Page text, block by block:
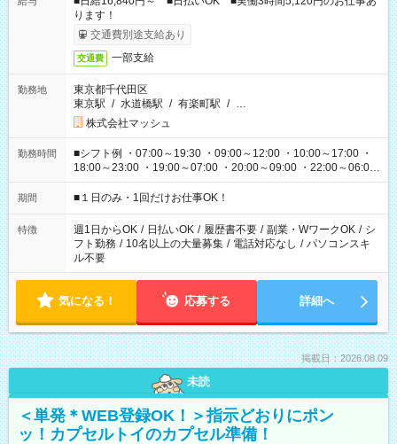
ります！
交通費別途支給あり
交通費 一部支給
勤務地
東京都千代田区
東京駅 / 水道橋駅 / 有楽町駅 / …
株式会社マッシュ
勤務時間
■シフト例 ・07:00～19:30 ・09:00～12:00 ・10:00～17:00 ・
18:00～23:00 ・19:00～07:00 ・20:00～09:00 ・22:00～06:00
etc ★最短で3時間で5,120円のお仕事から 15時間で2万円近く稼
げるお仕事も！ ご希望のお時間に合わせてご紹介！ ※シフトは
ください！
期間 ■１日のみ・1回だけお仕事OK！
特徴 週1日からOK / 日払いOK / 履歴書不要 / 副業・WワークOK / シ
フト勤務 / 10名以上の大量募集 / 電話対応なし / パソコンスキ
ル不要
気になる！ 応募する 詳細へ
掲載日：2026.08.09
未読
＜単発＊WEB登録OK！＞指示どおりにポン
ッ！カプセルトイのカプセル準備！